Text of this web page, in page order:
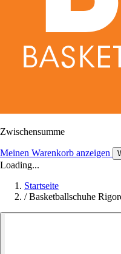
Zwischensumme
Meinen Warenkorb anzeigen
Loading...
Startseite
/ Basketballschuhe